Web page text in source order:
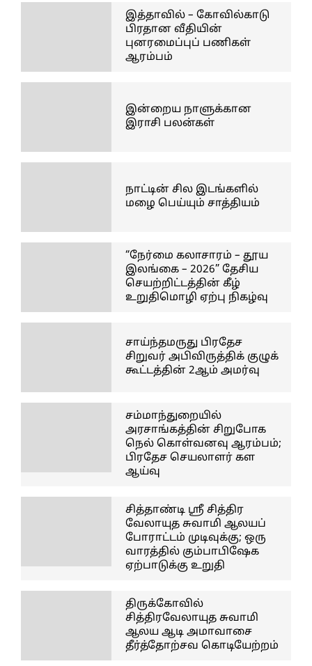
இத்தாவில் – கோவில்காடு
பிரதான வீதியின்
புனரமைப்புப் பணிகள்
ஆரம்பம்
இன்றைய நாளுக்கான
இராசி பலன்கள்
நாட்டின் சில இடங்களில்
மழை பெய்யும் சாத்தியம்
“நேர்மை கலாசாரம் – தூய
இலங்கை – 2026” தேசிய
செயற்றிட்டத்தின் கீழ்
உறுதிமொழி ஏற்பு நிகழ்வு
சாய்ந்தமருது பிரதேச
சிறுவர் அபிவிருத்திக் குழுக்
கூட்டத்தின் 2ஆம் அமர்வு
சம்மாந்துறையில்
அரசாங்கத்தின் சிறுபோக
நெல் கொள்வனவு ஆரம்பம்;
பிரதேச செயலாளர் கள
ஆய்வு
சித்தாண்டி ஸ்ரீ சித்திர
வேலாயுத சுவாமி ஆலயப்
போராட்டம் முடிவுக்கு; ஒரு
வாரத்தில் கும்பாபிஷேக
ஏற்பாடுக்கு உறுதி
திருக்கோவில்
சித்திரவேலாயுத சுவாமி
ஆலய ஆடி அமாவாசை
தீர்த்தோற்சவ கொடியேற்றம்